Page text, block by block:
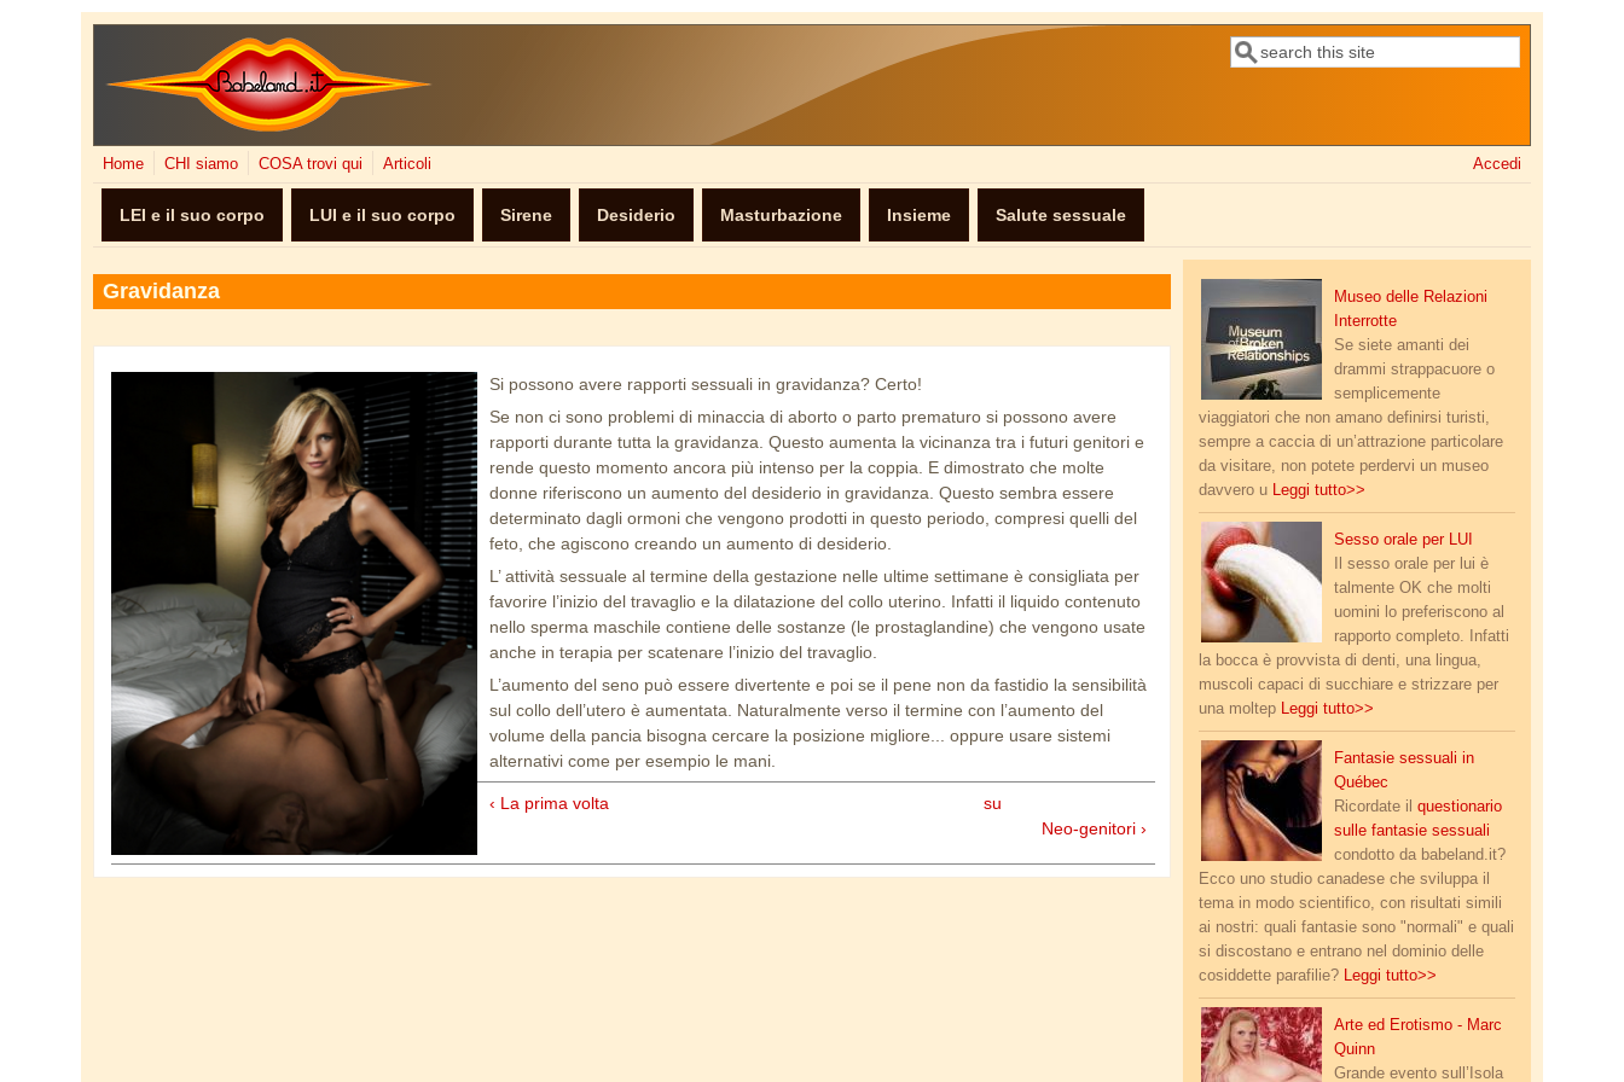
Salta al contenuto principale
Form di ricerca
Cerca
Home CHI siamo COSA trovi qui Articoli Accedi
LEI e il suo corpo LUI e il suo corpo Sirene Desiderio Masturbazione Insieme Salute sessuale
Gravidanza
Si possono avere rapporti sessuali in gravidanza? Certo!
Se non ci sono problemi di minaccia di aborto o parto prematuro si possono avere
rapporti durante tutta la gravidanza. Questo aumenta la vicinanza tra i futuri genitori e
rende questo momento ancora più intenso per la coppia. E dimostrato che molte
donne riferiscono un aumento del desiderio in gravidanza. Questo sembra essere
determinato dagli ormoni che vengono prodotti in questo periodo, compresi quelli del
feto, che agiscono creando un aumento di desiderio.
L’ attività sessuale al termine della gestazione nelle ultime settimane è consigliata per
favorire l’inizio del travaglio e la dilatazione del collo uterino. Infatti il liquido contenuto
nello sperma maschile contiene delle sostanze (le prostaglandine) che vengono usate
anche in terapia per scatenare l’inizio del travaglio.
L’aumento del seno può essere divertente e poi se il pene non da fastidio la sensibilità
sul collo dell’utero è aumentata. Naturalmente verso il termine con l’aumento del
volume della pancia bisogna cercare la posizione migliore... oppure usare sistemi
alternativi come per esempio le mani.
‹ La prima volta
su
Neo-genitori ›
new_20230903_122602.jpg
Museo delle Relazioni
Interrotte
Se siete amanti dei
drammi strappacuore o
semplicemente
viaggiatori che non amano definirsi turisti,
sempre a caccia di un’attrazione particolare
da visitare, non potete perdervi un museo
davvero u Leggi tutto>>
sesso_orale.jpg
Sesso orale per LUI
Il sesso orale per lui è
talmente OK che molti
uomini lo preferiscono al
rapporto completo. Infatti
la bocca è provvista di denti, una lingua,
muscoli capaci di succhiare e strizzare per
una moltep Leggi tutto>>
foot_fetish.jpg
Fantasie sessuali in
Québec
Ricordate ilquestionario
sulle fantasie sessuali
condotto da babeland.it?
Ecco uno studio canadese che sviluppa il
tema in modo scientifico, con risultati simili
ai nostri: quali fantasie sono "normali" e quali
si discostano e entrano nel dominio delle
cosiddette parafilie? Leggi tutto>>
quinn_biennale_s.jpgArte ed Erotismo - Marc
Quinn
Grande evento sull’Isola